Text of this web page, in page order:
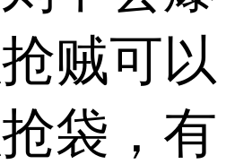
贼可以
袋，有